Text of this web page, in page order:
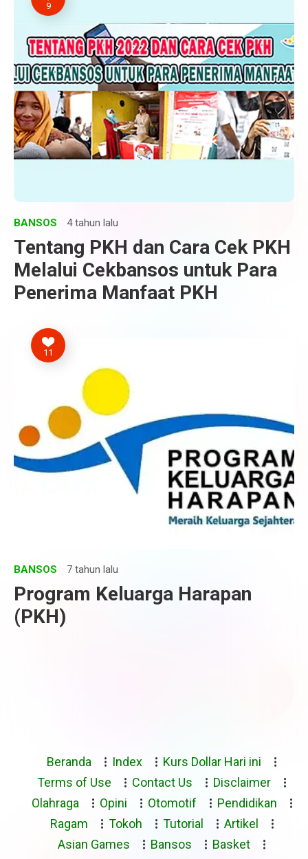
9
BANSOS 4 tahun lalu
Tentang PKH dan Cara Cek PKH
Melalui Cekbansos untuk Para
Penerima Manfaat PKH
11
BANSOS 7 tahun lalu
Program Keluarga Harapan
(PKH)
Beranda Index
Kurs Dollar Hari ini
Terms of Use
Contact Us
Disclaimer
Olahraga
Opini Otomotif
Pendidikan
Ragam
Tokoh Tutorial
Artikel
Asian Games
Bansos
Basket